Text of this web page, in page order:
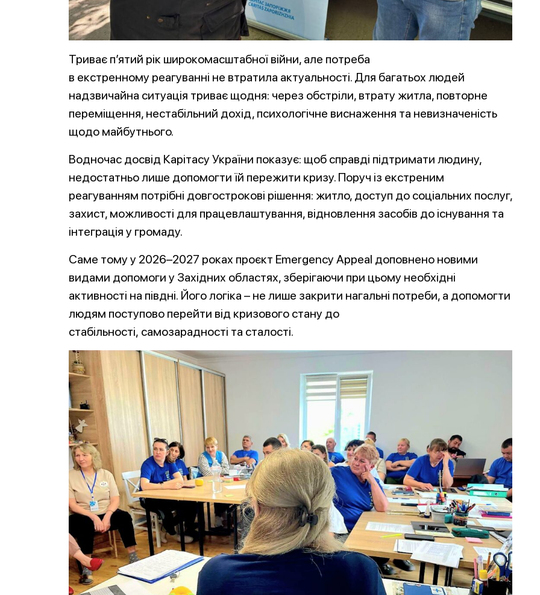
Триває п’ятий рік широкомасштабної війни, але потреба
в екстренному реагуванні не втратила актуальності. Для багатьох людей
надзвичайна ситуація триває щодня: через обстріли, втрату житла, повторне
переміщення, нестабільний дохід, психологічне виснаження та невизначеність
щодо майбутнього.
Водночас досвід Карітасу України показує: щоб справді підтримати людину,
недостатньо лише допомогти їй пережити кризу. Поруч із екстреним
реагуванням потрібні довгострокові рішення: житло, доступ до соціальних послуг,
захист, можливості для працевлаштування, відновлення засобів до існування та
інтеграція у громаду.
Саме тому у 2026–2027 роках проєкт Emergency Appeal доповнено новими
видами допомоги у Західних областях, зберігаючи при цьому необхідні
активності на півдні. Його логіка – не лише закрити нагальні потреби, а допомогти
людям поступово перейти від кризового стану до
стабільності, самозарадності та сталості.